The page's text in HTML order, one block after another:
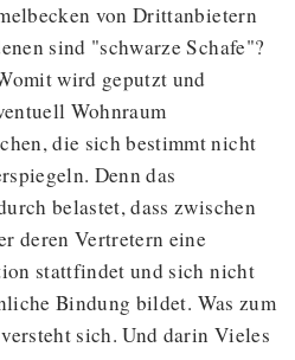
von Drittanbietern
sind "schwarze Schafe"?
wird geputzt und
Wohnraum
die sich bestimmt nicht
Denn das
belastet, dass zwischen
deren Vertretern eine
stattfindet und sich nicht
Bindung bildet. Was zum
sich. Und darin Vieles